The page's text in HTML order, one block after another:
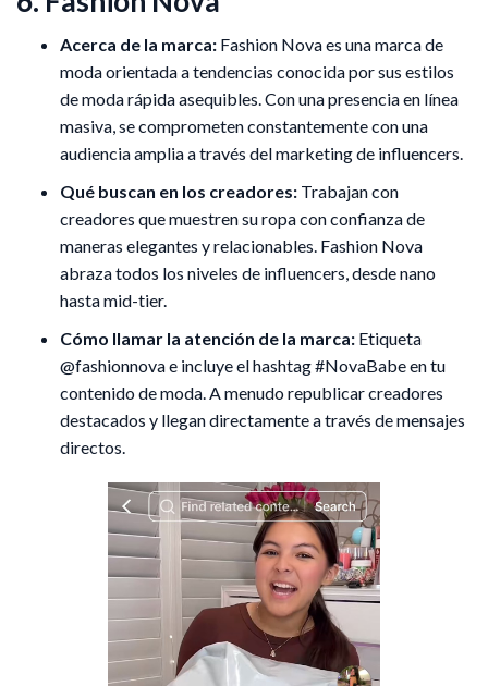
Acerca de la marca: Fashion Nova es una marca de
moda orientada a tendencias conocida por sus estilos
de moda rápida asequibles. Con una presencia en línea
masiva, se comprometen constantemente con una
audiencia amplia a través del marketing de influencers.
Qué buscan en los creadores: Trabajan con
creadores que muestren su ropa con confianza de
maneras elegantes y relacionables. Fashion Nova
abraza todos los niveles de influencers, desde nano
hasta mid-tier.
Cómo llamar la atención de la marca: Etiqueta
@fashionnova e incluye el hashtag #NovaBabe en tu
contenido de moda. A menudo republicar creadores
destacados y llegan directamente a través de mensajes
directos.